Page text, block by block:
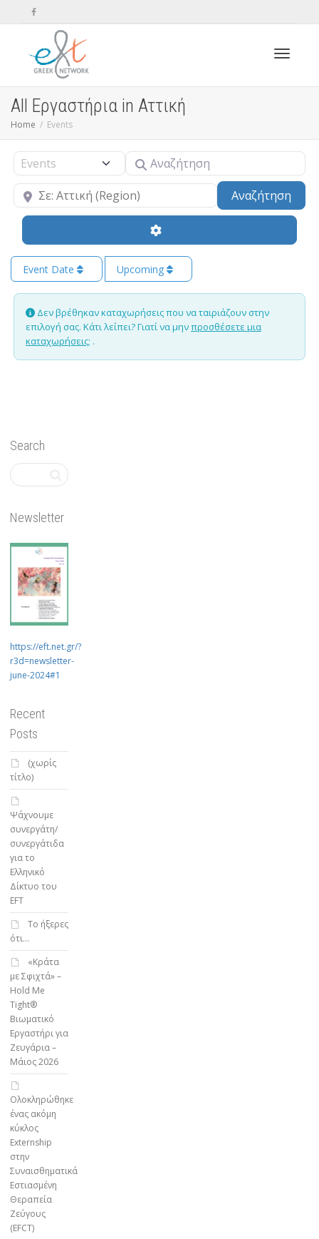
All Εργαστήρια in Αττική
Home Events
Select search type Αναζήτηση
Κοντά Αναζήτηση
Event Date Upcoming
Δεν βρέθηκαν καταχωρήσεις που να ταιριάζουν στην
επιλογή σας. Κάτι λείπει? Γιατί να μηνπροσθέσετε μια
καταχωρήσεις; .
Search
Newsletter
https://eft.net.gr/?
r3d=newsletter-
june-2024#1
Recent
Posts
(χωρίς
τίτλο)
Ψάχνουμε
συνεργάτη/
συνεργάτιδα
για το
Ελληνικό
Δίκτυο του
EFT
To ήξερες
ότι…
«Κράτα
με Σφιχτά» –
Hold Me
Tight®
Βιωματικό
Εργαστήρι για
Ζευγάρια –
Μάιος 2026
Ολοκληρώθηκε
ένας ακόμη
κύκλος
Externship
στην
Συναισθηματικά
Εστιασμένη
Θεραπεία
Ζεύγους
(EFCT)